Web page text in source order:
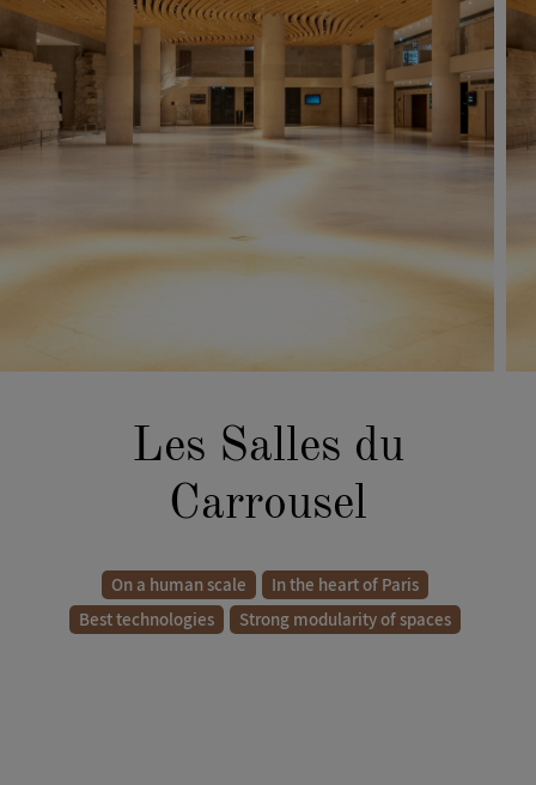
Les Salles du
Carrousel
On a human scale
In the heart of Paris
Best technologies
Strong modularity of spaces